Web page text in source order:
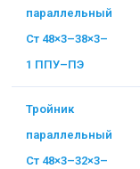
параллельный
Ст 48×3–38×3–
1 ППУ–ПЭ
Тройник
параллельный
Ст 48×3–32×3–